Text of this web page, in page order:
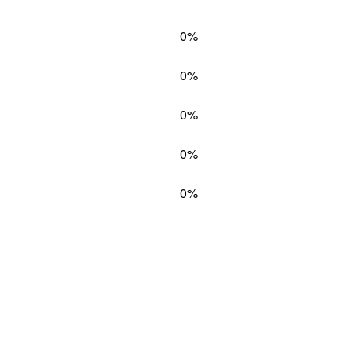
0%
0%
0%
0%
0%